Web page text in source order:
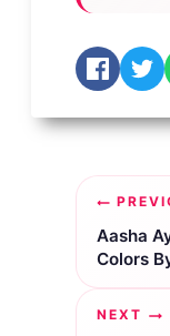
Post
Aasha
Colors
NEXT